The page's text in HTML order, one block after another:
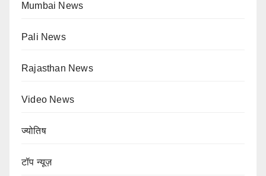
Mumbai News
Pali News
Rajasthan News
Video News
ज्योतिष
टॉप न्यूज़